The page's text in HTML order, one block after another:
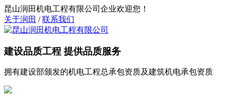
昆山润田机电工程有限公司企业欢迎您！
关于润田 /联系我们
建设品质工程 提供品质服务
拥有建设部颁发的机电工程总承包资质及建筑机电承包资质